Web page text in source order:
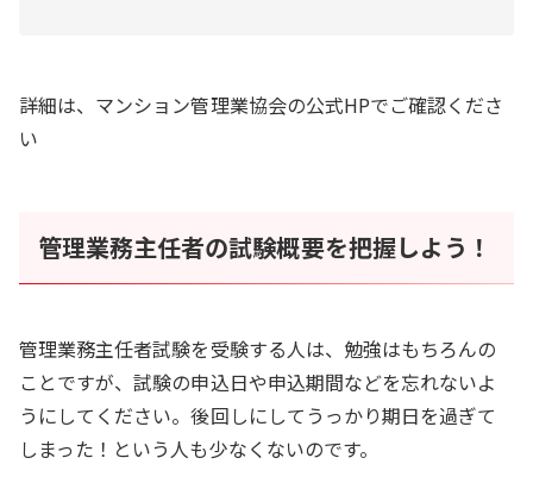
詳細は、マンション管理業協会の公式HPでご確認くださ
い
管理業務主任者の試験概要を把握しよう！
管理業務主任者試験を受験する人は、勉強はもちろんの
ことですが、試験の申込日や申込期間などを忘れないよ
うにしてください。後回しにしてうっかり期日を過ぎて
しまった！という人も少なくないのです。